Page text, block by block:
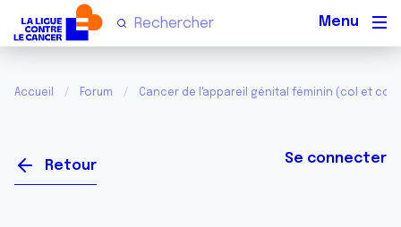
Accueil Forum Cancer de l'appareil génital féminin (col et
Retour Se connecter